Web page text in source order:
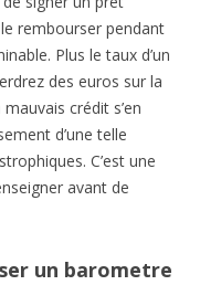
rembourser pendant
Plus le taux d’un
des euros sur la
crédit s’en
d’une telle
C’est une
avant de
un barometre